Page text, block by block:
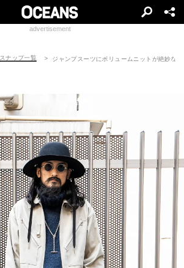
advertisement
スナップ一覧 ジャンプスーツにボリュームニットが絶妙な